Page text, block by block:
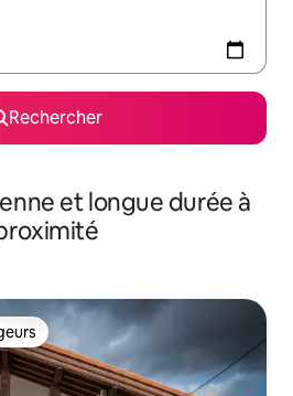
Rechercher
et longue durée à
les plus appréciés